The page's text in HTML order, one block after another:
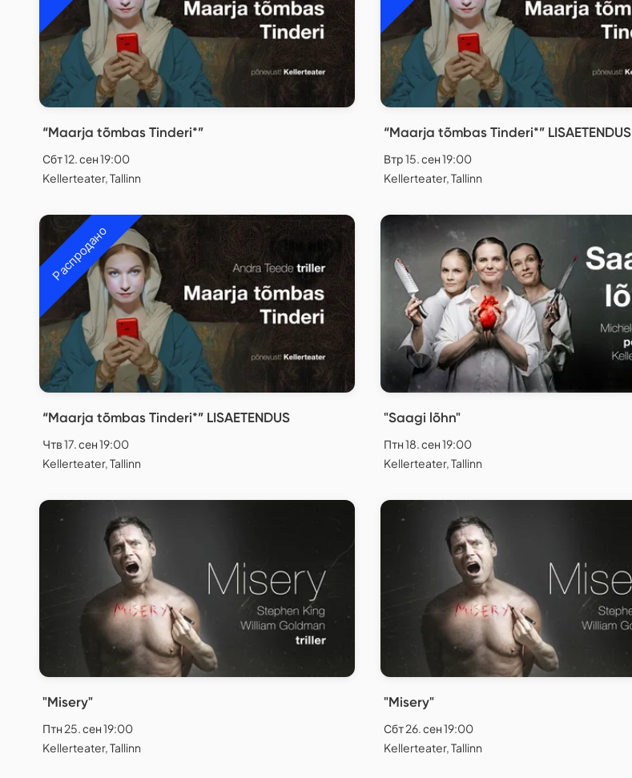
“Maarja tõmbas Tinderi*”
Сбт 12. сен 19:00
Kellerteater, Tallinn
“Maarja tõmbas Tinderi*” LISAETENDUS
Втр 15. сен 19:00
Kellerteater, Tallinn
Распродано
“Maarja tõmbas Tinderi*” LISAETENDUS
Чтв 17. сен 19:00
Kellerteater, Tallinn
"Saagi lõhn"
Птн 18. сен 19:00
Kellerteater, Tallinn
"Misery"
Птн 25. сен 19:00
Kellerteater, Tallinn
"Misery"
Сбт 26. сен 19:00
Kellerteater, Tallinn